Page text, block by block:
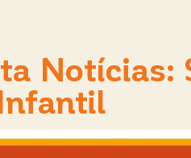
Notícias: